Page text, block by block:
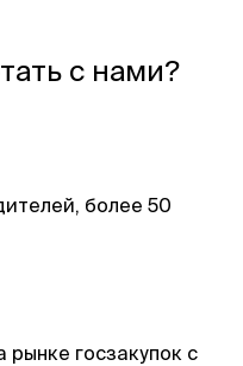
с нами?
более 50
рынке госзакупок с